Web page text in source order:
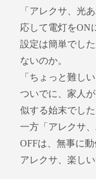
「アレクサ、光
応して電灯をON
設定は簡単でし
ないのか。
「ちょっと難し
ついでに、家人
似する始末でした
一方「アレクサ
OFFは、無事に動
アレクサ、楽しい